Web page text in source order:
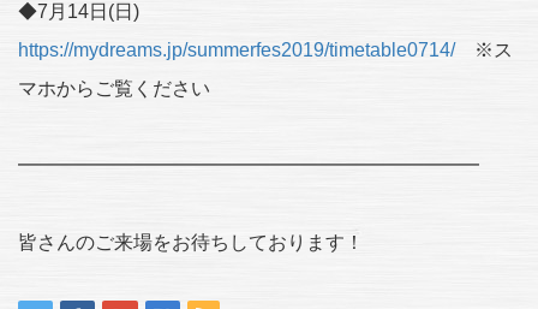
◆7月14日(日)
https://mydreams.jp/summerfes2019/timetable0714/※ス
マホからご覧ください
━━━━━━━━━━━━━━━━━━━━━━━━
皆さんのご来場をお待ちしております！